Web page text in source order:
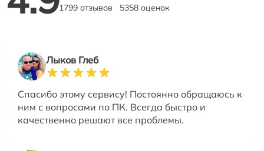
1799 отзывов 5358 оценок
Лыков Глеб
Спасибо этому сервису! Постоянно обращаюсь к
ним с вопросами по ПК. Всегда быстро и
качественно решают все проблемы.